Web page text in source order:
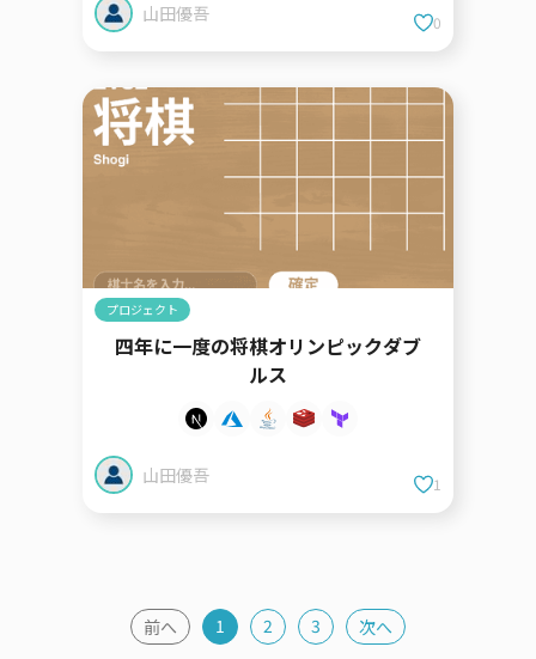
山田優吾 0
プロジェクト
四年に一度の将棋オリンピックダブ
ルス
山田優吾 1
前へ 1 2 3 次へ